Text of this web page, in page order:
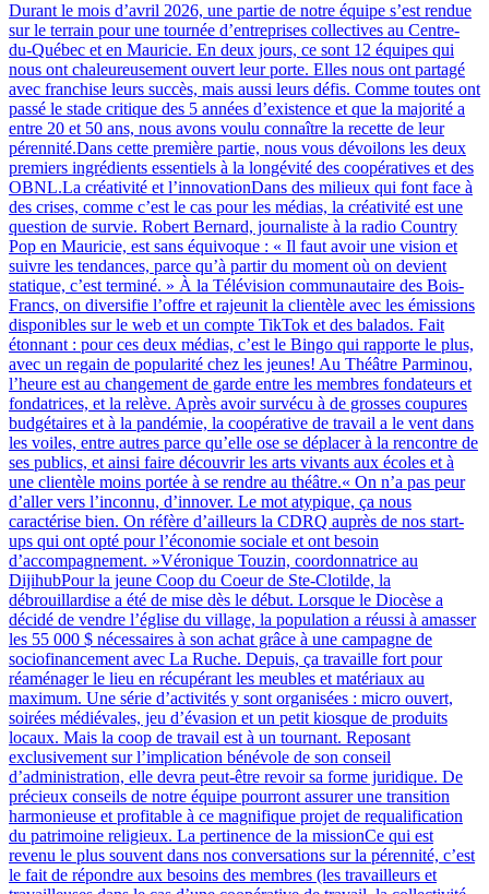
Durant le mois d’avril 2026, une partie de notre équipe s’est rendue
sur le terrain pour une tournée d’entreprises collectives au Centre-
du-Québec et en Mauricie. En deux jours, ce sont 12 équipes qui
nous ont chaleureusement ouvert leur porte. Elles nous ont partagé
avec franchise leurs succès, mais aussi leurs défis. Comme toutes ont
passé le stade critique des 5 années d’existence et que la majorité a
entre 20 et 50 ans, nous avons voulu connaître la recette de leur
pérennité.Dans cette première partie, nous vous dévoilons les deux
premiers ingrédients essentiels à la longévité des coopératives et des
OBNL.La créativité et l’innovationDans des milieux qui font face à
des crises, comme c’est le cas pour les médias, la créativité est une
question de survie. Robert Bernard, journaliste à la radio Country
Pop en Mauricie, est sans équivoque : « Il faut avoir une vision et
suivre les tendances, parce qu’à partir du moment où on devient
statique, c’est terminé. » À la Télévision communautaire des Bois-
Francs, on diversifie l’offre et rajeunit la clientèle avec les émissions
disponibles sur le web et un compte TikTok et des balados. Fait
étonnant : pour ces deux médias, c’est le Bingo qui rapporte le plus,
avec un regain de popularité chez les jeunes! Au Théâtre Parminou,
l’heure est au changement de garde entre les membres fondateurs et
fondatrices, et la relève. Après avoir survécu à de grosses coupures
budgétaires et à la pandémie, la coopérative de travail a le vent dans
les voiles, entre autres parce qu’elle ose se déplacer à la rencontre de
ses publics, et ainsi faire découvrir les arts vivants aux écoles et à
une clientèle moins portée à se rendre au théâtre.« On n’a pas peur
d’aller vers l’inconnu, d’innover. Le mot atypique, ça nous
caractérise bien. On réfère d’ailleurs la CDRQ auprès de nos start-
ups qui ont opté pour l’économie sociale et ont besoin
d’accompagnement. »Véronique Touzin, coordonnatrice au
DijihubPour la jeune Coop du Coeur de Ste-Clotilde, la
débrouillardise a été de mise dès le début. Lorsque le Diocèse a
décidé de vendre l’église du village, la population a réussi à amasser
les 55 000 $ nécessaires à son achat grâce à une campagne de
sociofinancement avec La Ruche. Depuis, ça travaille fort pour
réaménager le lieu en récupérant les meubles et matériaux au
maximum. Une série d’activités y sont organisées : micro ouvert,
soirées médiévales, jeu d’évasion et un petit kiosque de produits
locaux. Mais la coop de travail est à un tournant. Reposant
exclusivement sur l’implication bénévole de son conseil
d’administration, elle devra peut-être revoir sa forme juridique. De
précieux conseils de notre équipe pourront assurer une transition
harmonieuse et profitable à ce magnifique projet de requalification
du patrimoine religieux. La pertinence de la missionCe qui est
revenu le plus souvent dans nos conversations sur la pérennité, c’est
le fait de répondre aux besoins des membres (les travailleurs et